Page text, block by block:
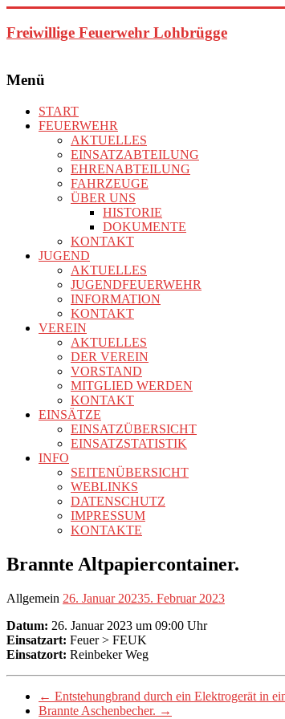
Inhalt
springen
Freiwillige Feuerwehr Lohbrügge
Menü
START
FEUERWEHR
AKTUELLES
EINSATZABTEILUNG
EHRENABTEILUNG
FAHRZEUGE
ÜBER UNS
HISTORIE
DOKUMENTE
KONTAKT
JUGEND
AKTUELLES
JUGENDFEUERWEHR
INFORMATION
KONTAKT
VEREIN
AKTUELLES
DER VEREIN
VORSTAND
MITGLIED WERDEN
KONTAKT
EINSÄTZE
EINSATZÜBERSICHT
EINSATZSTATISTIK
INFO
SEITENÜBERSICHT
WEBLINKS
DATENSCHUTZ
IMPRESSUM
KONTAKTE
Brannte Altpapiercontainer.
Allgemein 26. Januar 20235. Februar 2023
Datum: 26. Januar 2023 um 09:00 Uhr
Einsatzart: Feuer > FEUK
Einsatzort: Reinbeker Weg
← Entstehungbrand durch ein Elektrogerät in
Brannte Aschenbecher. →